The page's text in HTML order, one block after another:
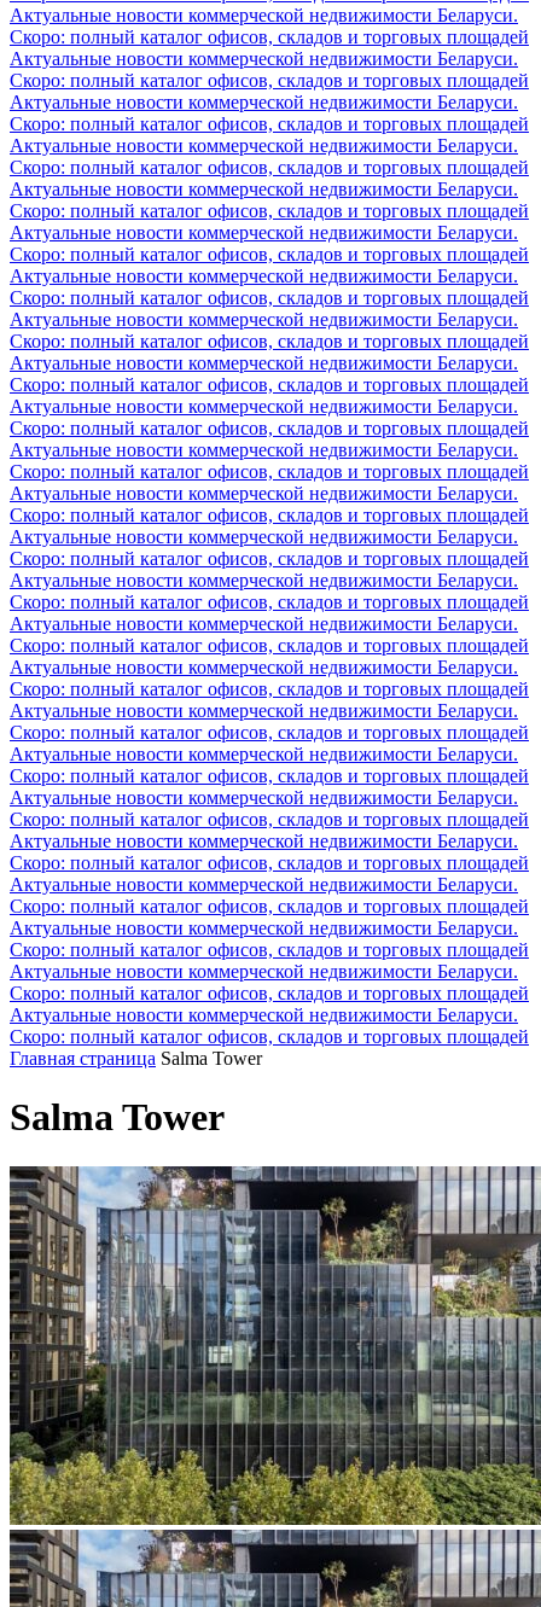
Актуальные новости коммерческой недвижимости Беларуси.
Скоро: полный каталог офисов, складов и торговых площадей
Актуальные новости коммерческой недвижимости Беларуси.
Скоро: полный каталог офисов, складов и торговых площадей
Актуальные новости коммерческой недвижимости Беларуси.
Скоро: полный каталог офисов, складов и торговых площадей
Актуальные новости коммерческой недвижимости Беларуси.
Скоро: полный каталог офисов, складов и торговых площадей
Актуальные новости коммерческой недвижимости Беларуси.
Скоро: полный каталог офисов, складов и торговых площадей
Актуальные новости коммерческой недвижимости Беларуси.
Скоро: полный каталог офисов, складов и торговых площадей
Актуальные новости коммерческой недвижимости Беларуси.
Скоро: полный каталог офисов, складов и торговых площадей
Актуальные новости коммерческой недвижимости Беларуси.
Скоро: полный каталог офисов, складов и торговых площадей
Актуальные новости коммерческой недвижимости Беларуси.
Скоро: полный каталог офисов, складов и торговых площадей
Актуальные новости коммерческой недвижимости Беларуси.
Скоро: полный каталог офисов, складов и торговых площадей
Актуальные новости коммерческой недвижимости Беларуси.
Скоро: полный каталог офисов, складов и торговых площадей
Актуальные новости коммерческой недвижимости Беларуси.
Скоро: полный каталог офисов, складов и торговых площадей
Актуальные новости коммерческой недвижимости Беларуси.
Скоро: полный каталог офисов, складов и торговых площадей
Актуальные новости коммерческой недвижимости Беларуси.
Скоро: полный каталог офисов, складов и торговых площадей
Актуальные новости коммерческой недвижимости Беларуси.
Скоро: полный каталог офисов, складов и торговых площадей
Актуальные новости коммерческой недвижимости Беларуси.
Скоро: полный каталог офисов, складов и торговых площадей
Актуальные новости коммерческой недвижимости Беларуси.
Скоро: полный каталог офисов, складов и торговых площадей
Актуальные новости коммерческой недвижимости Беларуси.
Скоро: полный каталог офисов, складов и торговых площадей
Актуальные новости коммерческой недвижимости Беларуси.
Скоро: полный каталог офисов, складов и торговых площадей
Актуальные новости коммерческой недвижимости Беларуси.
Скоро: полный каталог офисов, складов и торговых площадей
Актуальные новости коммерческой недвижимости Беларуси.
Скоро: полный каталог офисов, складов и торговых площадей
Актуальные новости коммерческой недвижимости Беларуси.
Скоро: полный каталог офисов, складов и торговых площадей
Актуальные новости коммерческой недвижимости Беларуси.
Скоро: полный каталог офисов, складов и торговых площадей
Актуальные новости коммерческой недвижимости Беларуси.
Скоро: полный каталог офисов, складов и торговых площадей
Главная страница Salma Tower
Salma Tower